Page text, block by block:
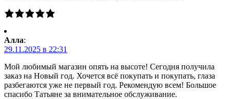
Алла:
29.11.2025 в 22:31
Мой любимый магазин опять на высоте! Сегодня получила
заказ на Новый год. Хочется всё покупать и покупать, глаза
разбегаются уже не первый год. Рекомендую всем! Большое
спасибо Татьяне за внимательное обслуживание.